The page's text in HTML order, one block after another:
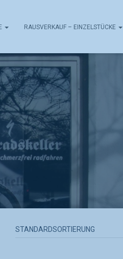
RAUSVERKAUF – EINZELSTÜCKE